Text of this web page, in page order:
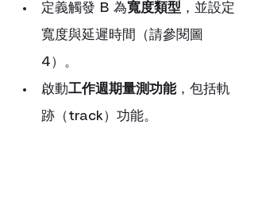
定義觸發 B 為寬度類型 ，並設定
寬度與延遲時間（請參閱圖
4）。
啟動工作週期量測功能，包括軌
跡（track）功能。